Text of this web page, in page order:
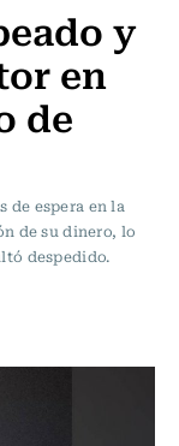
y
en
de
de espera en la
de su dinero, lo
despedido.